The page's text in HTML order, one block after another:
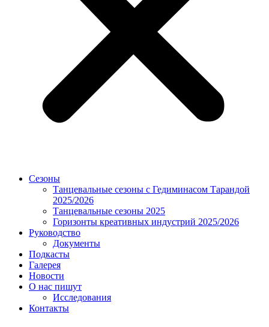
Сезоны
Танцевальные сезоны с Гедиминасом Тарандой
2025/2026
Танцевальные сезоны 2025
Горизонты креативных индустрий 2025/2026
Руководство
Документы
Подкасты
Галерея
Новости
О нас пишут
Исследования
Контакты